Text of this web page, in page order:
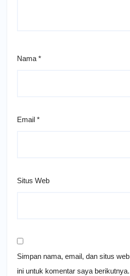
Nama *
Email *
Situs Web
Simpan nama, email, dan situs
ini untuk komentar saya berikutnya.